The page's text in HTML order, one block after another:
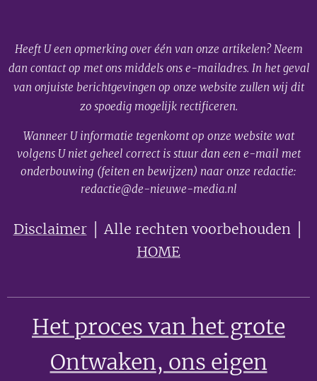
Heeft U een opmerking over één van onze artikelen? Neem
dan contact op met ons middels ons e-mailadres. In het geval
van onjuiste berichtgevingen op onze website zullen wij dit
zo spoedig mogelijk rectificeren.
Wanneer U informatie tegenkomt op onze website wat
volgens U niet geheel correct is stuur dan een e-mail met
onderbouwing (feiten en bewijzen) naar onze redactie:
redactie@de-nieuwe-media.nl
Disclaimer│ Alle rechten voorbehouden │
HOME
Het proces van het grote
Ontwaken, ons eigen